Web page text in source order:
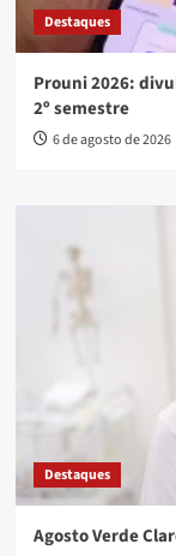
Destaques
Prouni 2026:
2º semestre
6 de agosto de 2026
Destaques
Agosto Verde